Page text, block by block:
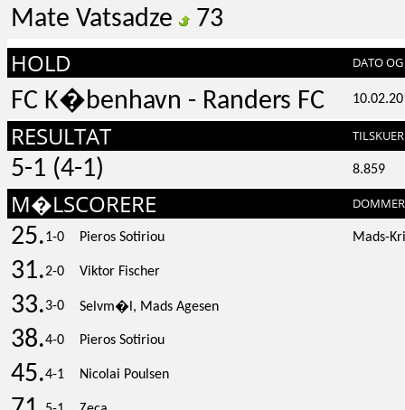
Mate Vatsadze
73
HOLD DATO
FC K�benhavn - Randers FC
RESULTAT
5-1 (4-1) 8.859
M�LSCORERE DOMMER
25.1-0 Pieros Sotiriou Mads-
31.2-0 Viktor Fischer
33.3-0 Selvm�l, Mads Agesen
38.4-0 Pieros Sotiriou
45.4-1 Nicolai Poulsen